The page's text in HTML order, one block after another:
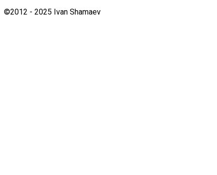
©2012 - 2025 Ivan Shamaev